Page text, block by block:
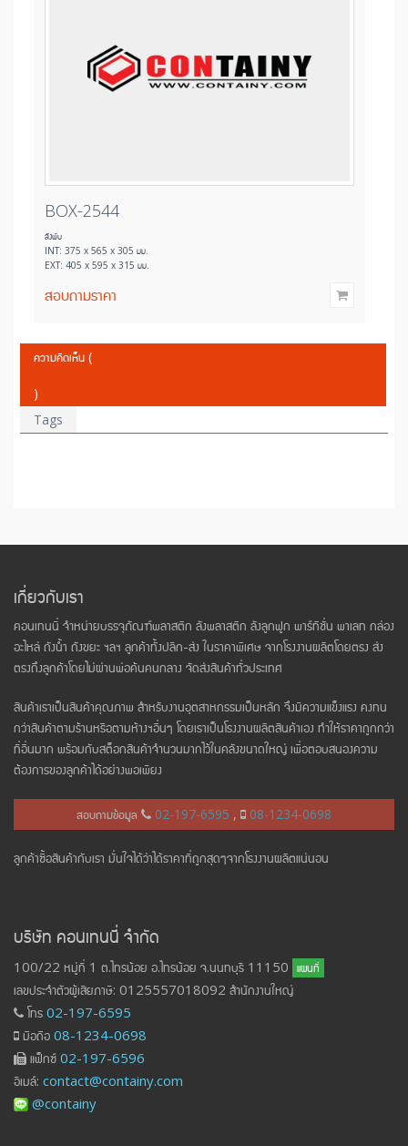
INT: 385 x 580 x 395 มม.
EXT: 420 x 610 x 405 มม.
ความคิดเห็น (
)
Tags
เกี่ยวกับเรา
คอนเทนนี่ จำหน่ายบรรจุภัณฑ์พลาสติก ลังพลาสติก ลังลูกฟูก พาร์ทิชั่น พาเลท กล่อง
อะไหล่ ถังน้ำ ถังขยะ ฯลฯ ลูกค้าทั้งปลีก-ส่ง ในราคาพิเศษ จากโรงงานผลิตโดยตรง ส่ง
ตรงถึงลูกค้าโดยไม่ผ่านพ่อค้นคนกลาง จัดส่งสินค้าทั่วประเทศ
สินค้าเราเป็นสินค้าคุณภาพ สำหรับงานอุตสาหกรรมเป็นหลัก จึงมีความแข็งแรง คงทน
กว่าสินค้าตามร้านหรือตามห้างฯอื่นๆ โดยเราเป็นโรงงานผลิตสินค้าเอง ทำให้ราคาถูกกว่า
ที่อื่นมาก พร้อมกับสต็อกสินค้าจำนวนมากไว้ในคลังขนาดใหญ่ เพื่อตอบสนองความ
ต้องการของลูกค้าได้อย่างพอเพียง
สอบถามข้อมูล 02-197-6595 , 08-1234-0698
ลูกค้าซื้อสินค้ากับเรา มั่นใจได้ว่าได้ราคาที่ถูกสุดๆจากโรงงานผลิตแน่นอน
บริษัท คอนเทนนี่ จำกัด
100/22 หมู่ที่ 1 ต.ไทรน้อย อ.ไทรน้อย จ.นนทบุรี 11150 แผนที่
เลขประจำตัวผู้เสียภาษี: 0125557018092 สำนักงานใหญ่
โทร 02-197-6595
มือถือ 08-1234-0698
แฟ็กซ์ 02-197-6596
อีเมล์: contact@containy.com
@containy